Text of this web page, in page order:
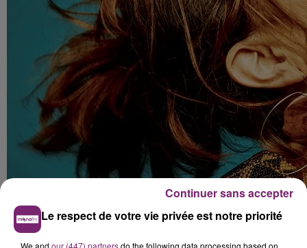
Le respect de votre vie privée est notre priorité
We and our (447) partnersdo the following data processing based on
Continuer sans accepter